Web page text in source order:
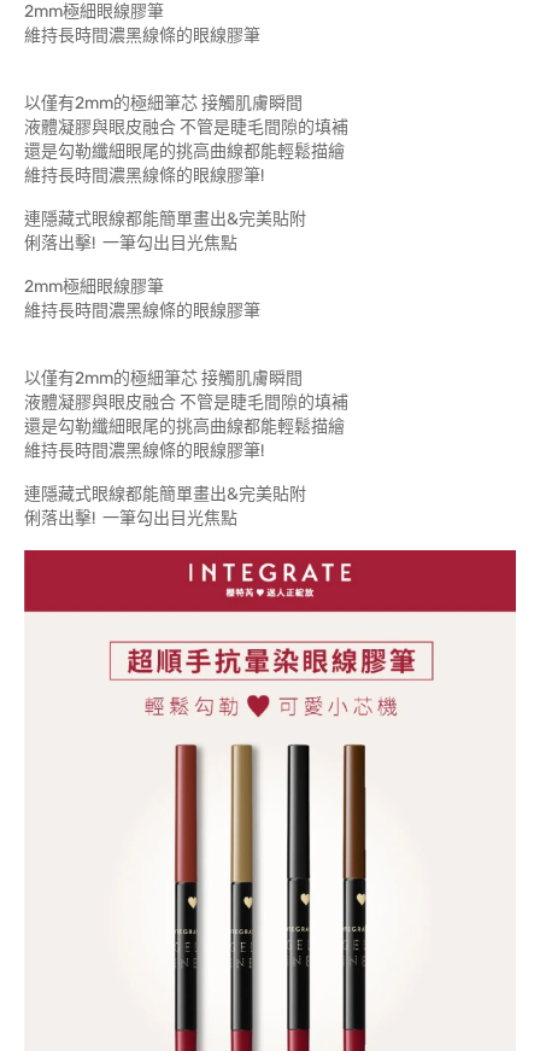
2mm極細眼線膠筆
維持長時間濃黑線條的眼線膠筆
以僅有2mm的極細筆芯 接觸肌膚瞬間
液體凝膠與眼皮融合 不管是睫毛間隙的填補
還是勾勒纖細眼尾的挑高曲線都能輕鬆描繪
維持長時間濃黑線條的眼線膠筆!
連隱藏式眼線都能簡單畫出&完美貼附
俐落出擊! 一筆勾出目光焦點
2mm極細眼線膠筆
維持長時間濃黑線條的眼線膠筆
以僅有2mm的極細筆芯 接觸肌膚瞬間
液體凝膠與眼皮融合 不管是睫毛間隙的填補
還是勾勒纖細眼尾的挑高曲線都能輕鬆描繪
維持長時間濃黑線條的眼線膠筆!
連隱藏式眼線都能簡單畫出&完美貼附
俐落出擊! 一筆勾出目光焦點